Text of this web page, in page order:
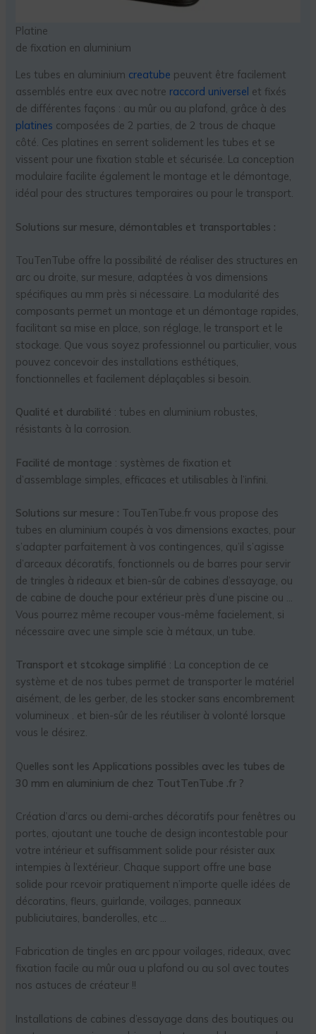
Platine
de fixation en aluminium
Les tubes en aluminium creatube peuvent être facilement
assemblés entre eux avec notre raccord universel et fixés
de différentes façons : au mûr ou au plafond, grâce à des
platines composées de 2 parties, de 2 trous de chaque
côté. Ces platines en serrent solidement les tubes et se
vissent pour une fixation stable et sécurisée. La conception
modulaire facilite également le montage et le démontage,
idéal pour des structures temporaires ou pour le transport.
Solutions sur mesure, démontables et transportables :
TouTenTube offre la possibilité de réaliser des structures en
arc ou droite, sur mesure, adaptées à vos dimensions
spécifiques au mm près si nécessaire. La modularité des
composants permet un montage et un démontage rapides,
facilitant sa mise en place, son réglage, le transport et le
stockage. Que vous soyez professionnel ou particulier, vous
pouvez concevoir des installations esthétiques,
fonctionnelles et facilement déplaçables si besoin.
Qualité et durabilité : tubes en aluminium robustes,
résistants à la corrosion.
Facilité de montage : systèmes de fixation et
d’assemblage simples, efficaces et utilisables à l’infini.
Solutions sur mesure : TouTenTube.fr vous propose des
tubes en aluminium coupés à vos dimensions exactes, pour
s’adapter parfaitement à vos contingences, qu’il s’agisse
d’arceaux décoratifs, fonctionnels ou de barres pour servir
de tringles à rideaux et bien-sûr de cabines d’essayage, ou
de cabine de douche pour extérieur près d’une piscine ou …
Vous pourrez même recouper vous-même facielement, si
nécessaire avec une simple scie à métaux, un tube.
Transport et stcokage simplifié : La conception de ce
système et de nos tubes permet de transporter le matériel
aisément, de les gerber, de les stocker sans encombrement
volumineux . et bien-sûr de les réutiliser à volonté lorsque
vous le désirez.
Quelles sont les Applications possibles avec les tubes de
30 mm en aluminium de chez ToutTenTube .fr ?
Création d’arcs ou demi-arches décoratifs pour fenêtres ou
portes, ajoutant une touche de design incontestable pour
votre intérieur et suffisamment solide pour résister aux
intempies à l’extérieur. Chaque support offre une base
solide pour rcevoir pratiquement n’importe quelle idées de
décoratins, fleurs, guirlande, voilages, panneaux
publiciutaires, banderolles, etc …
Fabrication de tingles en arc ppour voilages, rideaux, avec
fixation facile au mûr oua u plafond ou au sol avec toutes
nos astuces de créateur !!
Installations de cabines d’essayage dans des boutiques ou